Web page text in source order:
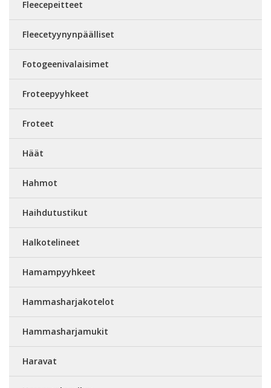
Fleecepeitteet
Fleecetyynynpäälliset
Fotogeenivalaisimet
Froteepyyhkeet
Froteet
Häät
Hahmot
Haihdutustikut
Halkotelineet
Hamampyyhkeet
Hammasharjakotelot
Hammasharjamukit
Haravat